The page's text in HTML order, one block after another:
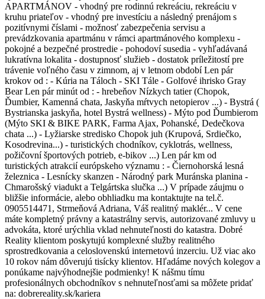
APARTMÁNOV - vhodný pre rodinnú rekreáciu, rekreáciu v
kruhu priateľov - vhodný pre investíciu a následný prenájom s
pozitívnymi číslami - možnosť zabezpečenia servisu a
prevádzkovania apartmánu v rámci apartmánového komplexu -
pokojné a bezpečné prostredie - pohodoví susedia - vyhľadávaná
lukratívna lokalita - dostupnosť služieb - dostatok príležitostí pre
trávenie voľného času v zimnom, aj v letnom období Len pár
krokov od : - Kúria na Táloch - SKI Tále - Golfové ihrisko Gray
Bear Len pár minút od : - hrebeňov Nízkych tatier (Chopok,
Ďumbier, Kamenná chata, Jaskyňa mŕtvych netopierov ...) - Bystrá (
Bystrianska jaskyňa, hotel Bystrá wellness) - Mýto pod Ďumbierom
(Mýto SKI & BIKE PARK, Farma Ajax, Pohanské, Dedečkova
chata ...) - Lyžiarske stredisko Chopok juh (Krupová, Srdiečko,
Kosodrevina...) - turistických chodníkov, cyklotrás, wellness,
požičovní športových potrieb, e-bikov ...) Len pár km od
turistických atrakcií európskeho významu : - Čiernohorská lesná
železnica - Lesnícky skanzen - Národný park Muránska planina -
Chmarošský viadukt a Telgártska slučka ...) V prípade záujmu o
bližšie informácie, alebo obhliadku ma kontaktujte na tel.č.
0905514471, Strmeňová Adriana, Váš realitný maklér... V cene
máte kompletný právny a katastrálny servis, autorizované zmluvy u
advokáta, ktoré urýchlia vklad nehnuteľnosti do katastra. Dobré
Reality klientom poskytujú komplexné služby realitného
sprostredkovania a celoslovenskú internetovú inzerciu. Už viac ako
10 rokov nám dôverujú tisícky klientov. Hľadáme nových kolegov a
ponúkame najvýhodnejšie podmienky! K nášmu tímu
profesionálnych obchodníkov s nehnuteľnosťami sa môžete pridať
na: dobrereality.sk/kariera